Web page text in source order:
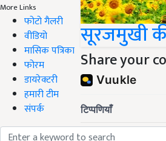
More Links
फोटो गैलरी
वीडियो
मासिक पत्रिका
फोरम
डायरेक्टरी
हमारी टीम
संपर्क
सूरजमुखी
Share your